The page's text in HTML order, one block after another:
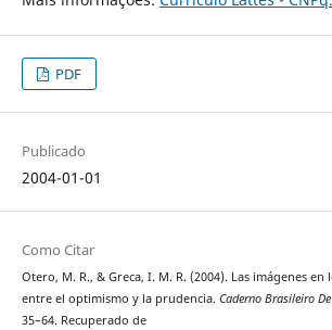
PDF
Publicado
2004-01-01
Como Citar
Otero, M. R., & Greca, I. M. R. (2004). Las imágenes en
entre el optimismo y la prudencia. Caderno Brasileiro
35–64. Recuperado de